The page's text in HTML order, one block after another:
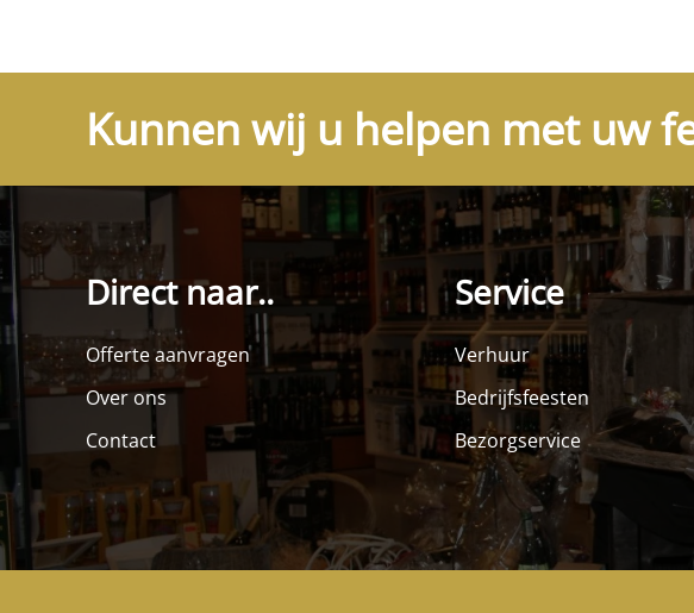
Kunnen wij u helpen met uw
Direct naar..
Offerte aanvragen
Over ons
Contact
Service
Verhuur
Bedrijfsfeesten
Bezorgservice